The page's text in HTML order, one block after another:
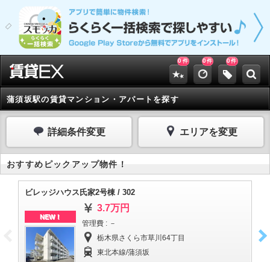
0 件 0件 0件
蒲須坂駅の賃貸マンション・アパートを探す
詳細条件変更 エリアを変更
おすすめピックアップ物件！
ビレッジハウス氏家2号棟 / 302
NEW！
3.7万円
管理費 : －
栃木県さくら市草川64丁目
東北本線/蒲須坂